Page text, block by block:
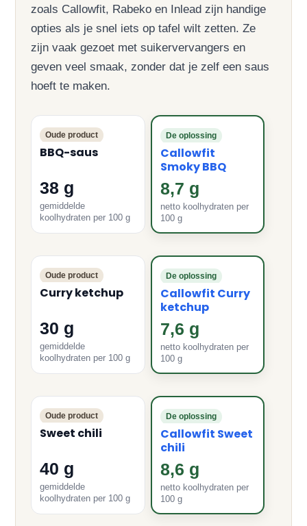
zoals Callowfit, Rabeko en Inlead zijn handige
opties als je snel iets op tafel wilt zetten. Ze
zijn vaak gezoet met suikervervangers en
geven veel smaak, zonder dat je zelf een saus
hoeft te maken.
Oude product
BBQ-saus
38 g
gemiddelde
koolhydraten per 100 g
De oplossing
Callowfit
Smoky BBQ
8,7 g
netto koolhydraten per
100 g
Oude product
Curry ketchup
30 g
gemiddelde
koolhydraten per 100 g
De oplossing
Callowfit Curry
ketchup
7,6 g
netto koolhydraten per
100 g
Oude product
Sweet chili
40 g
gemiddelde
koolhydraten per 100 g
De oplossing
Callowfit Sweet
chili
8,6 g
netto koolhydraten per
100 g